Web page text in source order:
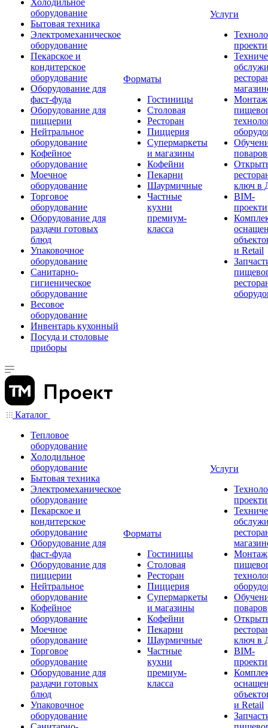
Холодильное
оборудование
Бытовая техника
Электромеханическое
оборудование
Пекарское и
кондитерское
оборудование
Оборудование для
фаст-фуда
Оборудование для
пиццерии
Нейтральное
оборудование
Кофейное
оборудование
Моечное
оборудование
Торговое
оборудование
Оборудование для
раздачи готовых
блюд
Упаковочное
оборудование
Санитарно-
гигиеническое
оборудование
Весовое
оборудование
Инвентарь кухонный
Посуда и столовые
приборы
Форматы
Гостиницы
Столовая
Ресторан
Пиццерия
Супермаркеты
и магазины
Кофейни
Пекарни
Шаурмичные
Частные
кухни
премиум-
класса
Услуги
Монтаж
поваров
ключ в
BIM-
и Retail
Каталог
Тепловое
оборудование
Холодильное
оборудование
Бытовая техника
Электромеханическое
оборудование
Пекарское и
кондитерское
оборудование
Оборудование для
фаст-фуда
Оборудование для
пиццерии
Нейтральное
оборудование
Кофейное
оборудование
Моечное
оборудование
Торговое
оборудование
Оборудование для
раздачи готовых
блюд
Упаковочное
оборудование
Форматы
Гостиницы
Столовая
Ресторан
Пиццерия
Супермаркеты
и магазины
Кофейни
Пекарни
Шаурмичные
Частные
кухни
премиум-
класса
Услуги
Монтаж
поваров
ключ в
BIM-
и Retail